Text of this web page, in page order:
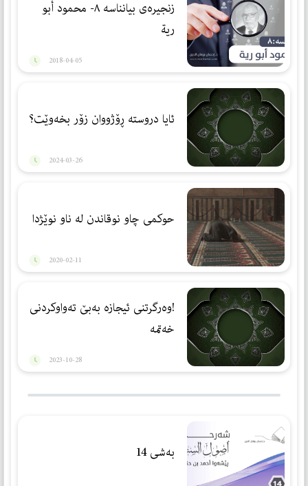
زنجیرەی بیانناسە ٨- محمود أبو
رية
2018-04-05
ئایا دروستە ڕۆژووان زۆر بخەوێت؟
2024-03-26
حوكمی چاو نوقاندن له‌ ناو نوێژدا
2020-02-11
!وەرگرتنی ئیجازە بەبێ تەواوکردنی
خەتمە
2023-10-28
بەشی 14